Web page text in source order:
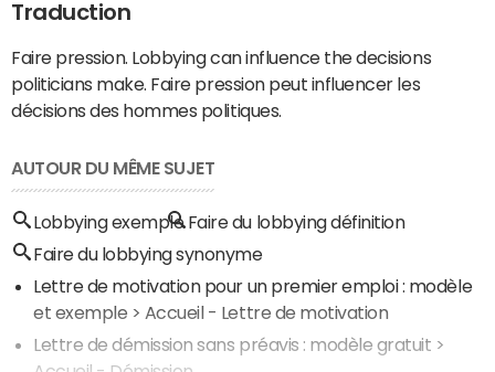
Traduction
Faire pression. Lobbying can influence the decisions
politicians make. Faire pression peut influencer les
décisions des hommes politiques.
AUTOUR DU MÊME SUJET
Lobbying exemple Faire du lobbying définition
Faire du lobbying synonyme
Lettre de motivation pour un premier emploi : modèle
et exemple > Accueil - Lettre de motivation
Lettre de démission sans préavis : modèle gratuit >